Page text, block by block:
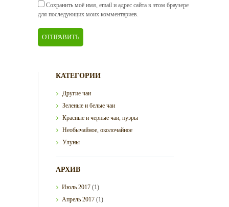
Сохранить моё имя, email и адрес сайта в этом браузере
для последующих моих комментариев.
КАТЕГОРИИ
Другие чаи
Зеленые и белые чаи
Красные и черные чаи, пуэры
Необычайное, околочайное
Улуны
АРХИВ
Июль2017 (1)
Апрель2017 (1)